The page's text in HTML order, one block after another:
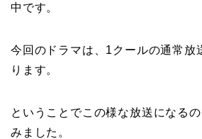
中です。
今回のドラマは、1クールの通常放
ります。
ということでこの様な放送になる
みました。